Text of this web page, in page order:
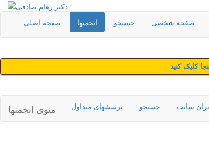
صفحه اصلی انجمنها جستجو صفحه شخصی
کلیک کنید
منوی انجمنها پرسشهای متداول جستجو سایت